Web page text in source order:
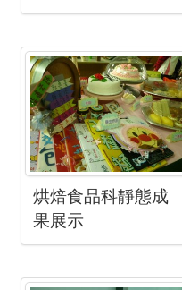
烘焙食品科靜態成
果展示